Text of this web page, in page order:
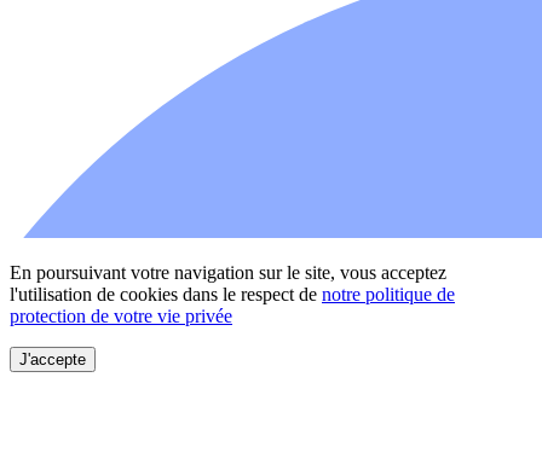
En poursuivant votre navigation sur le site, vous acceptez
l'utilisation de cookies dans le respect de notre politique de
protection de votre vie privée
J'accepte